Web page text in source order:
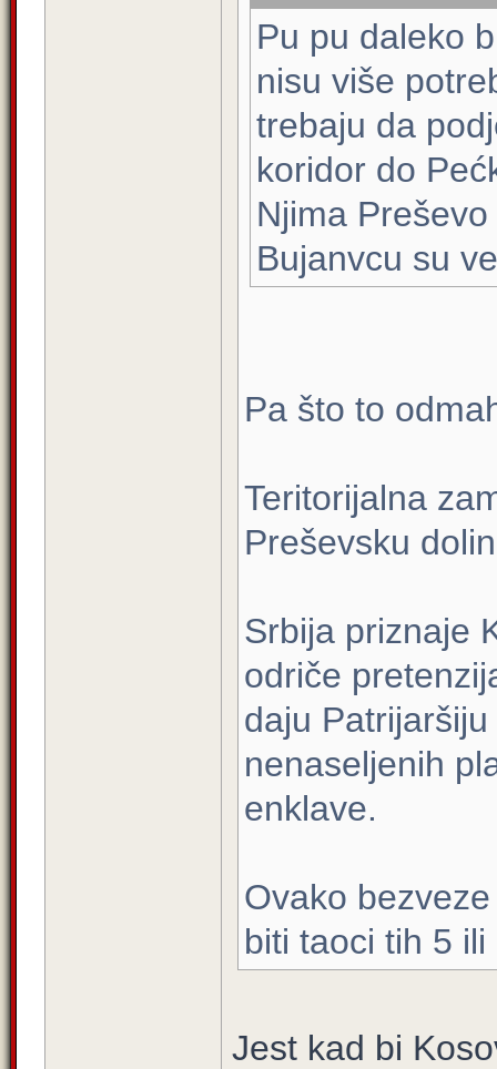
Pu pu daleko
nisu više
trebaju da
koridor do
Njima
Bujanvcu su
Pa što to
Teritorijalna
Preševsku
Srbija priznaje
odriče
daju
nenaseljenih
enklave.
Ovako
biti taoci tih 5
Jest kad bi